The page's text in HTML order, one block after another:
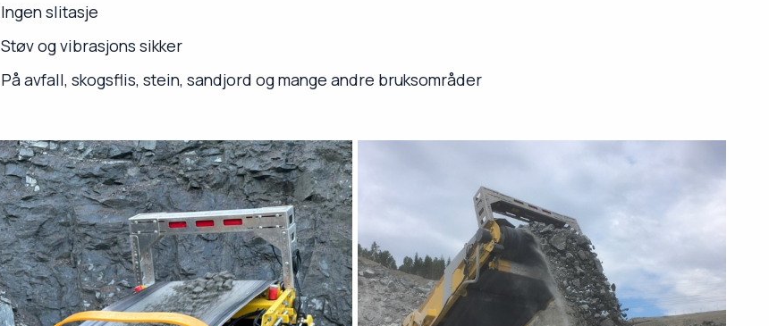
Ingen slitasje
Støv og vibrasjons sikker
På avfall, skogsflis, stein, sandjord og mange andre bruksområder